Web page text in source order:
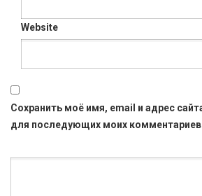
Website
Сохранить моё имя, email и адрес
для последующих моих